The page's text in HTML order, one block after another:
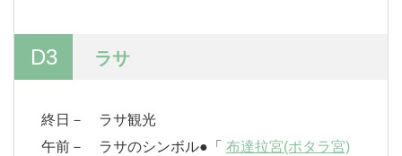
D3 ラサ
終日－ ラサ観光
午前－ ラサのシンボル●「 布達拉宮(ポタラ宮)